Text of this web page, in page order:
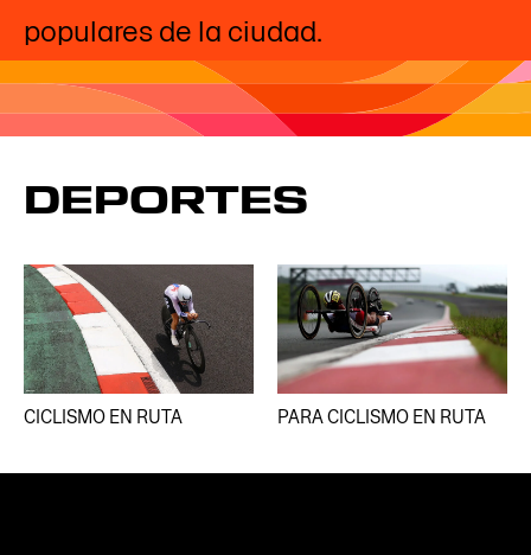
populares de la ciudad.
DEPORTES
CICLISMO EN RUTA PARA CICLISMO EN RUTA